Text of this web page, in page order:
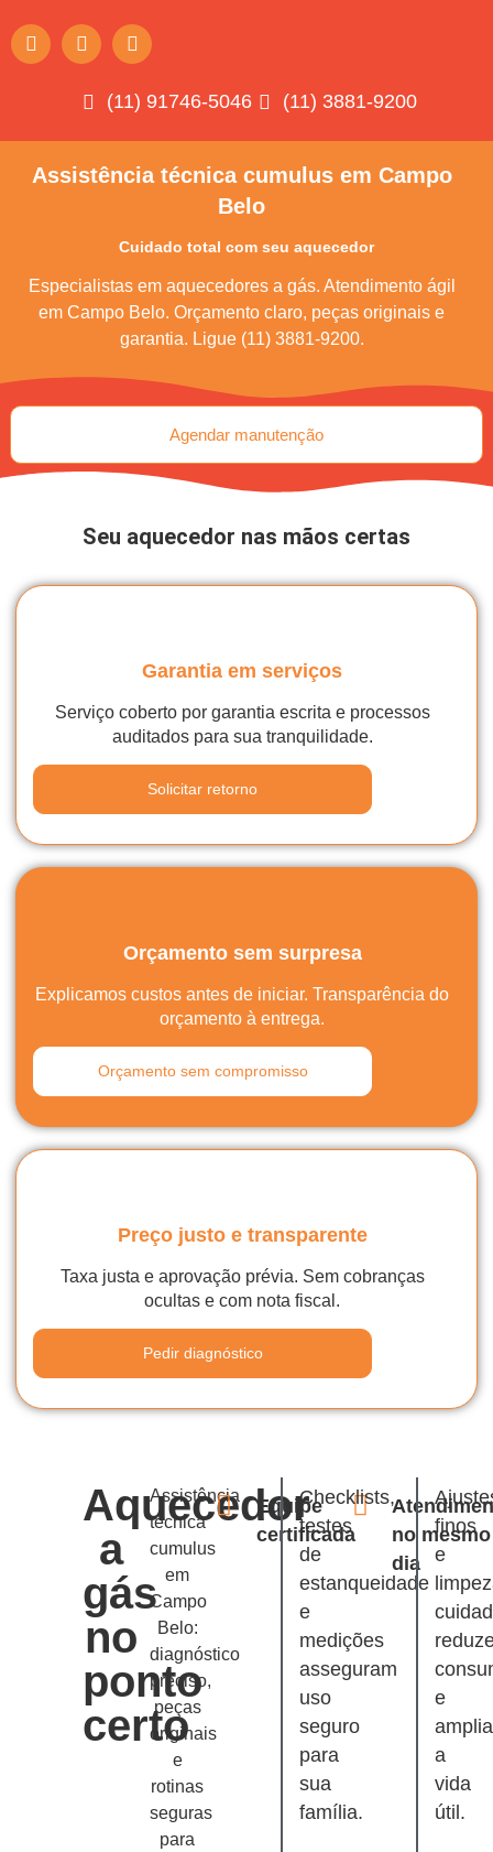
(11) 91746-5046 (11) 3881-9200
Assistência técnica cumulus em Campo
Belo
Cuidado total com seu aquecedor
Especialistas em aquecedores a gás. Atendimento ágil
em Campo Belo. Orçamento claro, peças originais e
garantia. Ligue (11) 3881-9200.
Agendar manutenção
Seu aquecedor nas mãos certas
Garantia em serviços
Serviço coberto por garantia escrita e processos
auditados para sua tranquilidade.
Solicitar retorno
Orçamento sem surpresa
Explicamos custos antes de iniciar. Transparência do
orçamento à entrega.
Orçamento sem compromisso
Preço justo e transparente
Taxa justa e aprovação prévia. Sem cobranças
ocultas e com nota fiscal.
Pedir diagnóstico
Aquecedor
a
gás
no
ponto
certo
Assistência
técnica
cumulus
em
Campo
Belo:
diagnóstico
preciso,
peças
originais
e
rotinas
seguras
para
Equipe
certificada
no mesmo
dia
Checklists,
testes
de
estanqueidade
e
medições
asseguram
uso
seguro
para
sua
família.
finos
e
e
a
vida
útil.